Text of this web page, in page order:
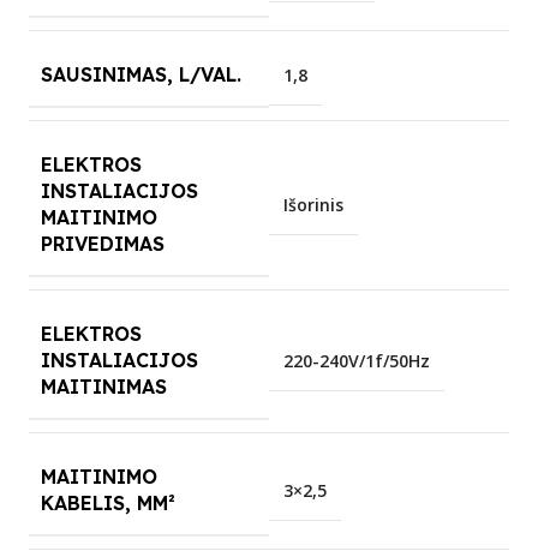
SAUSINIMAS, L/VAL. 1,8
ELEKTROS
INSTALIACIJOS
MAITINIMO
PRIVEDIMAS
Išorinis
ELEKTROS
INSTALIACIJOS
MAITINIMAS
220-240V/1f/50Hz
MAITINIMO
KABELIS, MM²
3×2,5